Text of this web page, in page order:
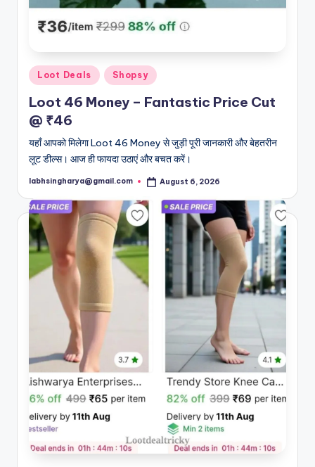
Posted
in
Loot Deals Shopsy
Loot 46 Money – Fantastic Price Cut
@ ₹46
यहाँ आपको मिलेगा Loot 46 Money से जुड़ी पूरी जानकारी और बेहतरीन
लूट डील्स। आज ही फायदा उठाएं और बचत करें।
Posted
labhsingharya@gmail.com August 6, 2026